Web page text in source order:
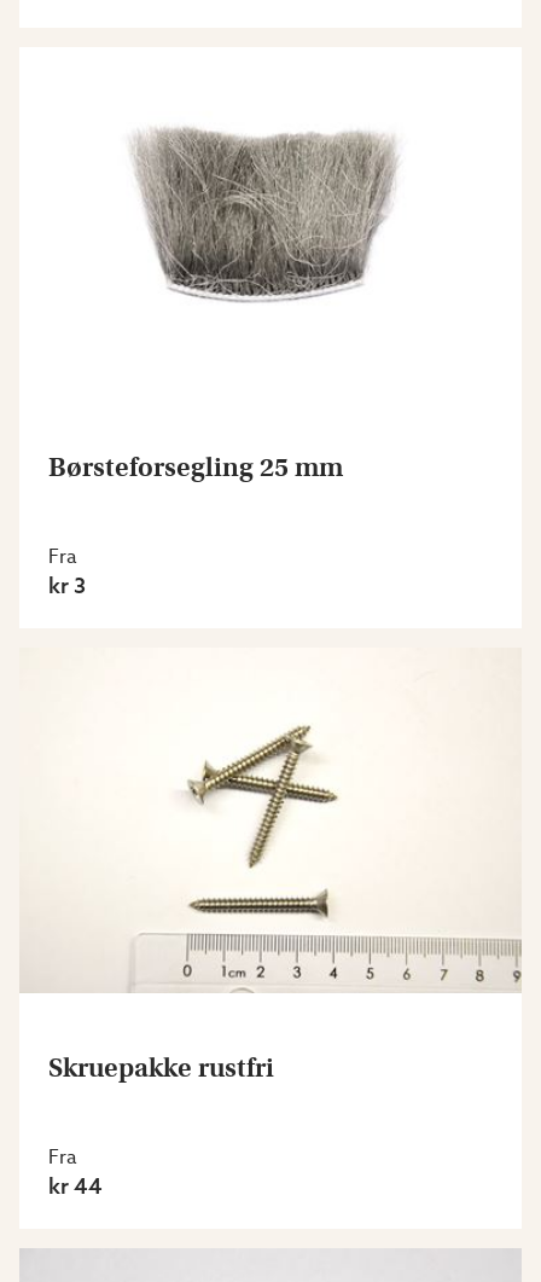
Børsteforsegling 25 mm
Fra
kr 3
Skruepakke rustfri
Fra
kr 44